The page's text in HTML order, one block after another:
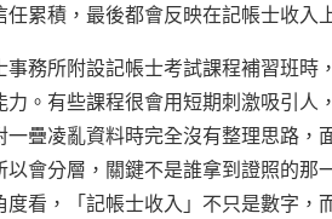
累積，最後都會反映在記帳士收入
務所附設記帳士考試課程補習班
力。有些課程很會用短期刺激吸引
疊凌亂資料時完全沒有整理思路
以會分層，關鍵不是誰拿到證照的
度看，「記帳士收入」不只是數字